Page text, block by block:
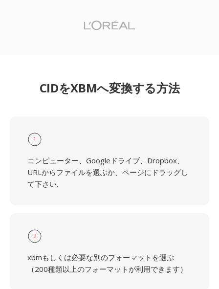
CIDをXBMへ変換する方法
1
コンピューター、Googleドライブ、Dropbox、
URLからファイルを選ぶか、ページにドラッグし
て下さい.
2
xbmもしくは必要な別のフォーマットを選ぶ
（200種類以上のフォーマットが利用できます）